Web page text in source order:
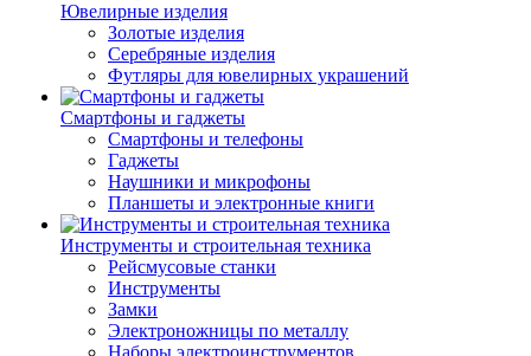
Ювелирные изделия
Золотые изделия
Серебряные изделия
Футляры для ювелирных украшений
Смартфоны и гаджеты
Смартфоны и телефоны
Гаджеты
Наушники и микрофоны
Планшеты и электронные книги
Инструменты и строительная техника
Рейсмусовые станки
Инструменты
Замки
Электроножницы по металлу
Наборы электроинструментов